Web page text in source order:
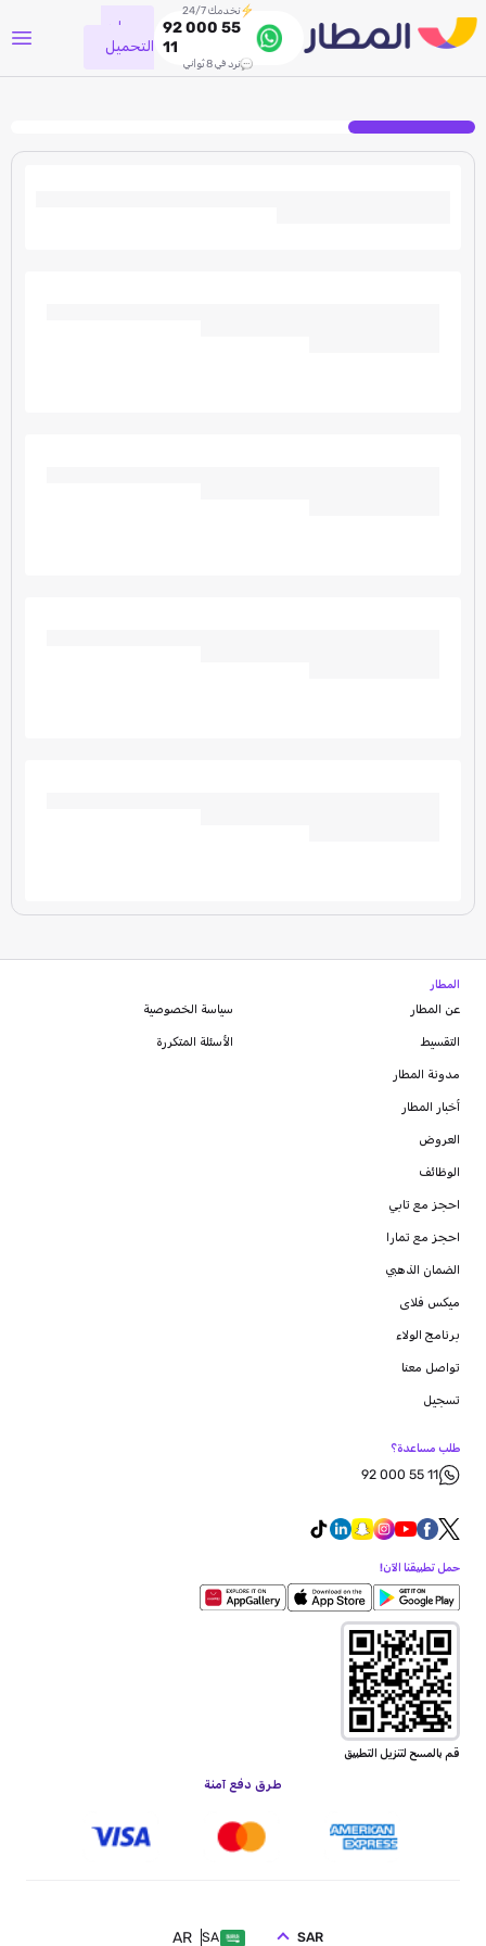
نخدمك 24/7
92 000 55
11
نرد في 8 ثواني
جاري
التحميل
المطار
عن المطار
التقسيط
مدونة المطار
أخبار المطار
العروض
الوظائف
احجز مع تابي
احجز مع تمارا
الضمان الذهبي
ميكس فلاى
برنامج الولاء
سياسة الخصوصية
الأسئلة المتكررة
تواصل معنا
تسجيل
طلب مساعدة؟
92 000 55 11
حمل تطبيقنا الآن!
قم بالمسح لتنزيل التطبيق
طرق دفع آمنة
SA
AR SAR